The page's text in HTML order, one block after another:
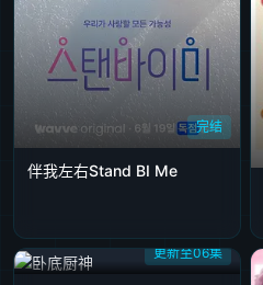
完结
伴我左右Stand BI Me
更新至06集